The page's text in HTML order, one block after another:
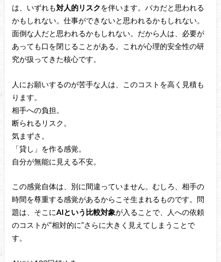
は、いずれも対人的リスク を伴います。バカだと思われる
かもしれない。仕事ができないと思われるかもしれない。
面倒な人だと思われるかもしれない。だから人は、必要が
あっても口を閉じることがある。これが心理的安全性の研
究が扱ってきた核心です。
人にお願いするのが苦手な人は、このコストを高く見積も
ります。
相手への負担。
断られるリスク。
気まずさ。
「貸し」を作る感覚。
自分が無能に見える不安。
この感覚自体は、別に間違っていません。むしろ、相手の
時間を尊重する感覚があるからこそ生まれるものです。問
題は、そこにAIという比較対象が入ることで、人への依頼
のコストが“相対的に”さらに大きく見えてしまうことで
す。